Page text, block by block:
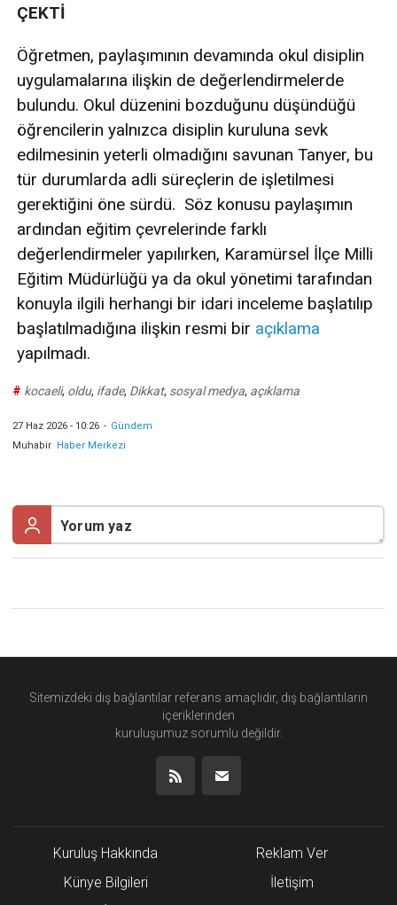
ÇEKTİ
Öğretmen, paylaşımının devamında okul disiplin
uygulamalarına ilişkin de değerlendirmelerde
bulundu. Okul düzenini bozduğunu düşündüğü
öğrencilerin yalnızca disiplin kuruluna sevk
edilmesinin yeterli olmadığını savunan Tanyer, bu
tür durumlarda adli süreçlerin de işletilmesi
gerektiğini öne sürdü. Söz konusu paylaşımın
ardından eğitim çevrelerinde farklı
değerlendirmeler yapılırken, Karamürsel İlçe Milli
Eğitim Müdürlüğü ya da okul yönetimi tarafından
konuyla ilgili herhangi bir idari inceleme başlatılıp
başlatılmadığına ilişkin resmi bir açıklama
yapılmadı.
# kocaeli, oldu, ifade, Dikkat, sosyal medya, açıklama
27 Haz 2026 - 10:26 - Gündem
Muhabir
Haber Merkezi
Sitemizdeki dış bağlantılar referans amaçlıdır, dış bağlantıların
içeriklerinden
kuruluşumuz sorumlu değildir.
Kuruluş Hakkında
Künye Bilgileri
Reklam Ver
İletişim